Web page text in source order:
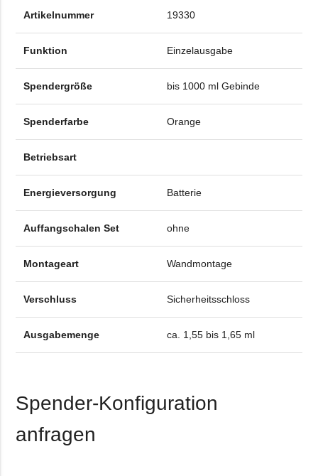
Artikelnummer 19330
Funktion Einzelausgabe
Spendergröße bis 1000 ml Gebinde
Spenderfarbe Orange
Betriebsart
Energieversorgung Batterie
Auffangschalen Set ohne
Montageart Wandmontage
Verschluss Sicherheitsschloss
Ausgabemenge ca. 1,55 bis 1,65 ml
Spender-Konfiguration
anfragen